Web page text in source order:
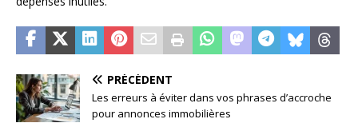
PRÉCÉDENT
Les erreurs à éviter dans vos phrases d’accroche
pour annonces immobilières